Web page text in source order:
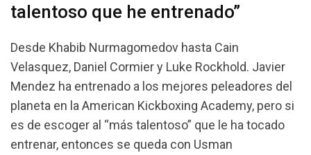
talentoso que he entrenado”
Desde Khabib Nurmagomedov hasta Cain
Velasquez, Daniel Cormier y Luke Rockhold. Javier
Mendez ha entrenado a los mejores peleadores del
planeta en la American Kickboxing Academy, pero si
es de escoger al “más talentoso” que le ha tocado
entrenar, entonces se queda con Usman